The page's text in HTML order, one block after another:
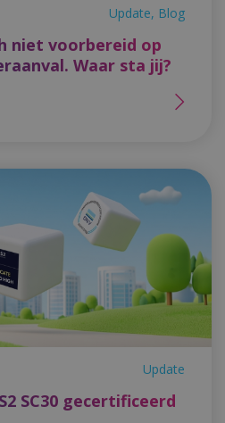
Update, Blog
niet voorbereid op
Waar sta jij?
Update
SC30 gecertificeerd